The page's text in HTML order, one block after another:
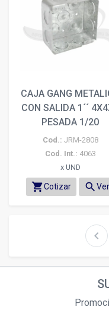
CAJA GANG
CON SALIDA 1´´
PESADA 1/20
Cod.: JRM-2808
Cod. Int.: 4063
x UND
shopping_cartCotizar search Ver
chevron_left